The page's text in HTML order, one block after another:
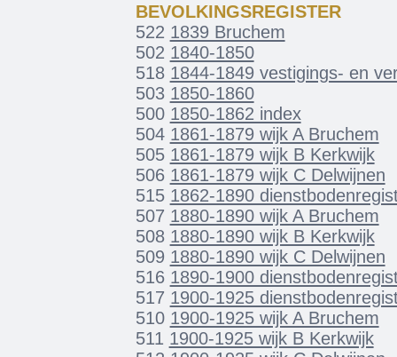
BEVOLKINGSREGISTER
522 1839 Bruchem
502 1840-1850
518 1844-1849 vestigings- en
503 1850-1860
500 1850-1862 index
504 1861-1879 wijk A Bruchem
505 1861-1879 wijk B Kerkwijk
506 1861-1879 wijk C Delwijnen
515 1862-1890
507 1880-1890 wijk A Bruchem
508 1880-1890 wijk B Kerkwijk
509 1880-1890 wijk C Delwijnen
516 1890-1900
517 1900-1925
510 1900-1925 wijk A Bruchem
511 1900-1925 wijk B Kerkwijk